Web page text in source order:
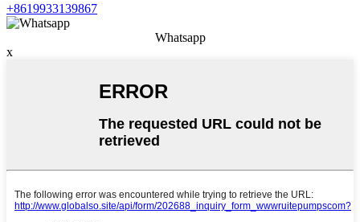
+8619933139867
Whatsapp
x